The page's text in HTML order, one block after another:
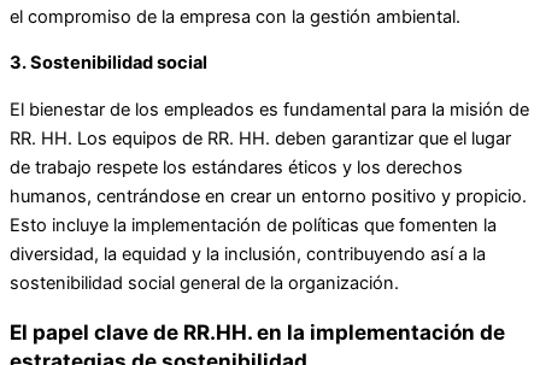
el compromiso de la empresa con la gestión ambiental.
3. Sostenibilidad social
El bienestar de los empleados es fundamental para la misión de
RR. HH. Los equipos de RR. HH. deben garantizar que el lugar
de trabajo respete los estándares éticos y los derechos
humanos, centrándose en crear un entorno positivo y propicio.
Esto incluye la implementación de políticas que fomenten la
diversidad, la equidad y la inclusión, contribuyendo así a la
sostenibilidad social general de la organización.
El papel clave de RR.HH. en la implementación de